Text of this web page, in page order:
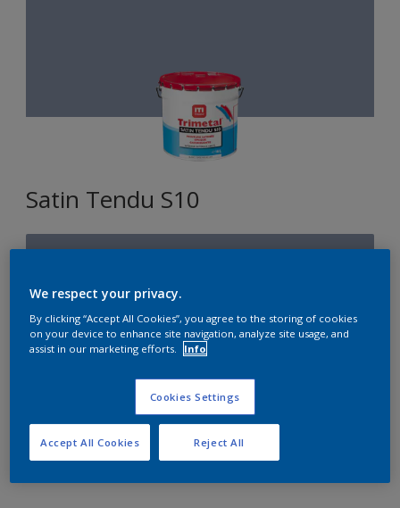
Satin Tendu S10
Format
1L 2,5L
We respect your privacy.
By clicking “Accept All Cookies”, you agree to the storing of cookies
on your device to enhance site navigation, analyze site usage, and
assist in our marketing efforts.
Info
Cookies Settings
Reject All
Accept All Cookies